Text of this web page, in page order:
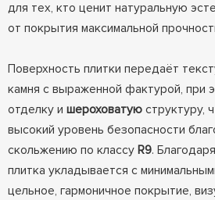
для тех, кто ценит натуральную
от покрытия максимальной
Поверхность плитки передаёт
камня с выраженной фактурой, при
отделку и шероховатуюструктуру,
высокий уровень безопасности
скольжению по классу R9.
плитка укладывается с
цельное, гармоничное покрытие,